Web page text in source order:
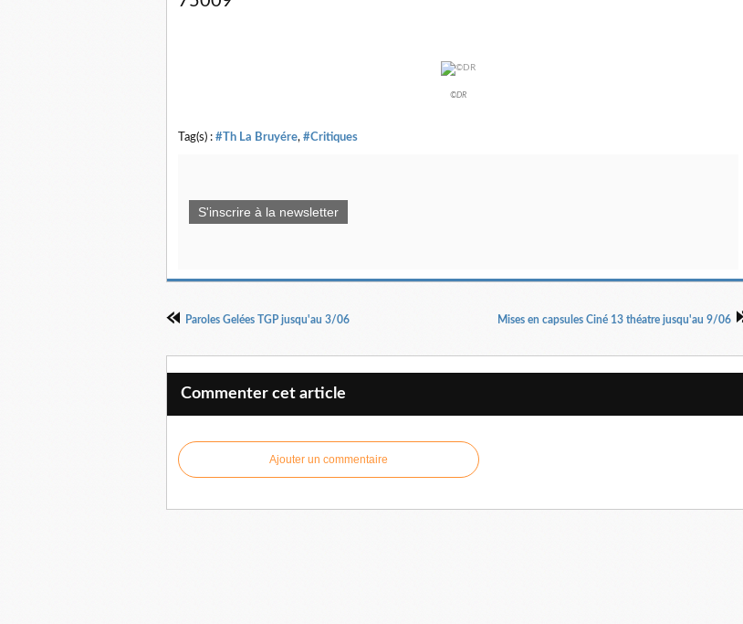
©DR
Tag(s) : #Th La Bruyére, #Critiques
S'inscrire à la newsletter
Paroles Gelées TGP jusqu'au 3/06 Mises en capsules Ciné 13 théatre jusqu'au 9/06
Commenter cet article
Ajouter un commentaire